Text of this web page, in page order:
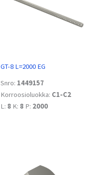
GT-8 L=2000 EG
Snro: 1449157
Korroosioluokka: C1-C2
L: 8 K: 8 P: 2000